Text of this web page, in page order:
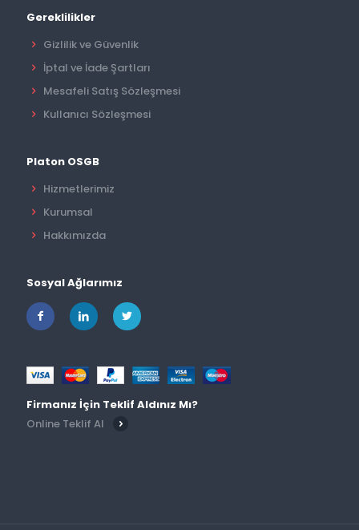
Gereklilikler
Gizlilik ve Güvenlik
İptal ve İade Şartları
Mesafeli Satış Sözleşmesi
Kullanıcı Sözleşmesi
Platon OSGB
Hizmetlerimiz
Kurumsal
Hakkımızda
Sosyal Ağlarımız
Firmanız İçin Teklif Aldınız Mı?
Online Teklif Al